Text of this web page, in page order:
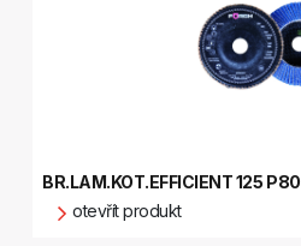
BR.LAM.KOT.EFFICIENT 125 P80
otevřít produkt